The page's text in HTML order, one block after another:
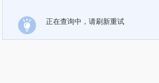
正在查询中，请刷新重试